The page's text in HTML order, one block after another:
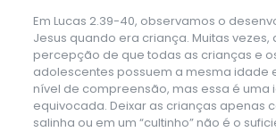
Em Lucas 2.39-40, observamos o
Jesus quando era criança. Muitas vezes,
percepção de que todas as crianças e
adolescentes possuem a mesma idade
nível de compreensão, mas essa é uma
equivocada. Deixar as crianças apenas
salinha ou em um “cultinho” não é o